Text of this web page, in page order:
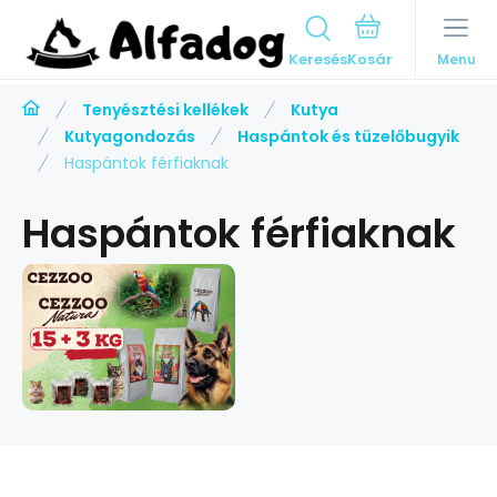
Keresés Menu
Tenyésztési kellékek
Kutya
Kutyagondozás
Haspántok és tüzelőbugyik
Haspántok férfiaknak
Haspántok férfiaknak